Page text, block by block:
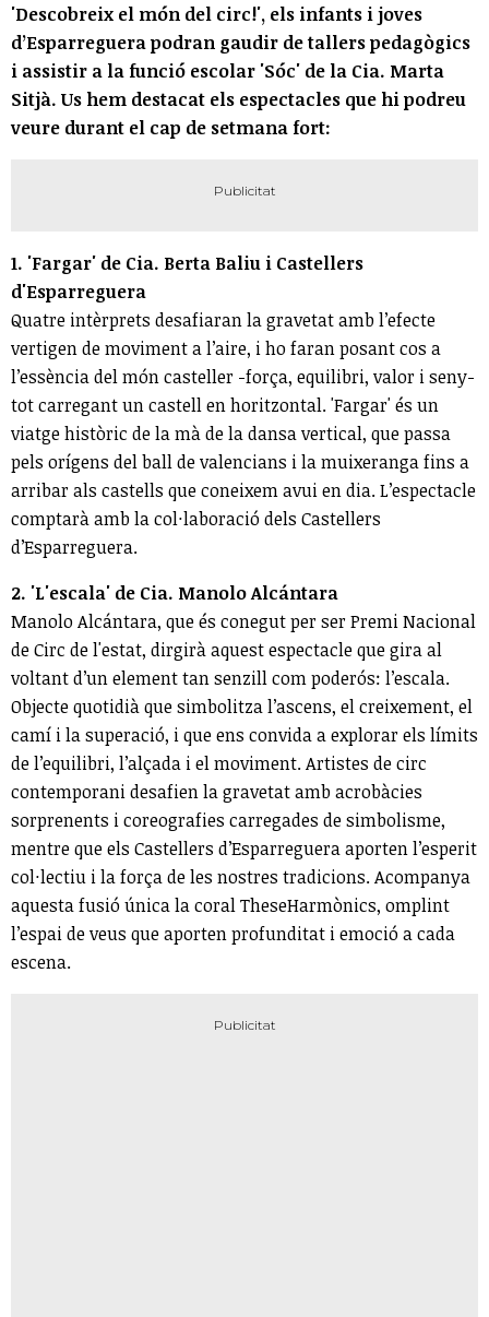
'Descobreix el món del circ!', els infants i joves
d’Esparreguera podran gaudir de tallers pedagògics
i assistir a la funció escolar 'Sóc' de la Cia. Marta
Sitjà. Us hem destacat els espectacles que hi podreu
veure durant el cap de setmana fort:
1. 'Fargar' de Cia. Berta Baliu i Castellers
d'Esparreguera
Quatre intèrprets desafiaran la gravetat amb l’efecte
vertigen de moviment a l’aire, i ho faran posant cos a
l’essència del món casteller -força, equilibri, valor i seny-
tot carregant un castell en horitzontal. 'Fargar' és un
viatge històric de la mà de la dansa vertical, que passa
pels orígens del ball de valencians i la muixeranga fins a
arribar als castells que coneixem avui en dia. L’espectacle
comptarà amb la col·laboració dels Castellers
d’Esparreguera.
2. 'L'escala' de Cia. Manolo Alcántara
Manolo Alcántara, que és conegut per ser Premi Nacional
de Circ de l'estat, dirgirà aquest espectacle que gira al
voltant d’un element tan senzill com poderós: l’escala.
Objecte quotidià que simbolitza l’ascens, el creixement, el
camí i la superació, i que ens convida a explorar els límits
de l’equilibri, l’alçada i el moviment. Artistes de circ
contemporani desafien la gravetat amb acrobàcies
sorprenents i coreografies carregades de simbolisme,
mentre que els Castellers d’Esparreguera aporten l’esperit
col·lectiu i la força de les nostres tradicions. Acompanya
aquesta fusió única la coral TheseHarmònics, omplint
l’espai de veus que aporten profunditat i emoció a cada
escena.